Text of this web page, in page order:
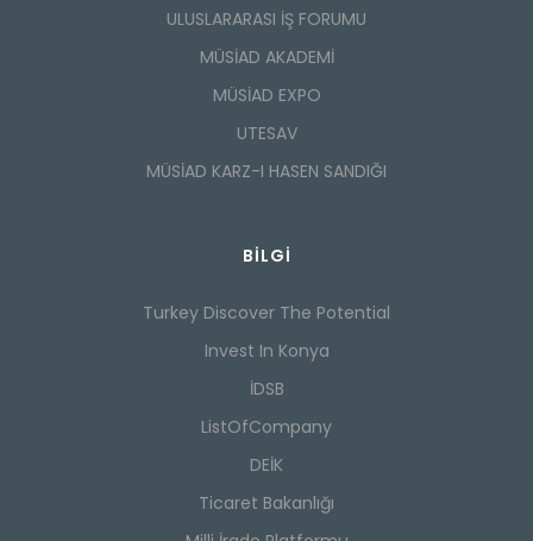
ULUSLARARASI İŞ FORUMU
MÜSİAD AKADEMİ
MÜSİAD EXPO
UTESAV
MÜSİAD KARZ-I HASEN SANDIĞI
BILGI
Turkey Discover The Potential
Invest In Konya
İDSB
ListOfCompany
DEİK
Ticaret Bakanlığı